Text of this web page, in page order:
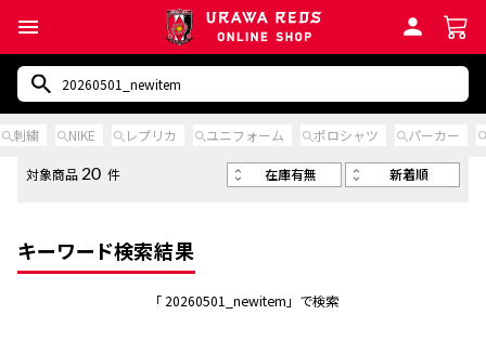
刺繍 NIKE レプリカ ユニフォーム ポロシャツ パーカー
キーワード検索結果
「 20260501_newitem」で検索
対象商品 20 件 在庫有無 新着順